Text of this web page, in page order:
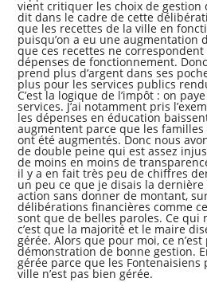
vient critiquer les choix de gestion
dit dans le cadre de cette
que les recettes de la ville en
puisqu’on a eu une augmentation
que ces recettes ne
dépenses de fonctionnement.
prend plus d’argent dans ses
plus pour les services publics
C’est la logique de l’impôt : on
services. J’ai notamment pris
les dépenses en éducation
augmentent parce que les
ont été augmentés. Donc nous
de double peine qui est assez
de moins en moins de
il y a en fait très peu de chiffres
un peu ce que je disais la
action sans donner de montant,
délibérations financières comme
sont que de belles paroles. Ce qui
c’est que la majorité et le maire
gérée. Alors que pour moi, ce
démonstration de bonne gestion.
gérée parce que les Fontenaisiens
ville n’est pas bien gérée.